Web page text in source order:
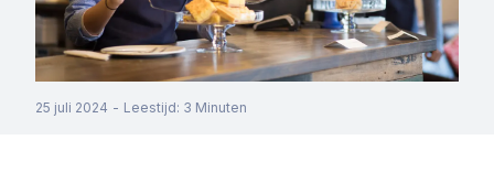
25 juli 2024 - Leestijd: 3 Minuten